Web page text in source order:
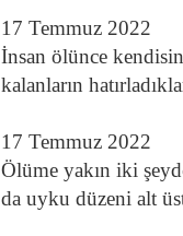
17 Temmuz 2022
İnsan ölünce
kalanların
17 Temmuz 2022
Ölüme yakın iki
da uyku düzeni alt